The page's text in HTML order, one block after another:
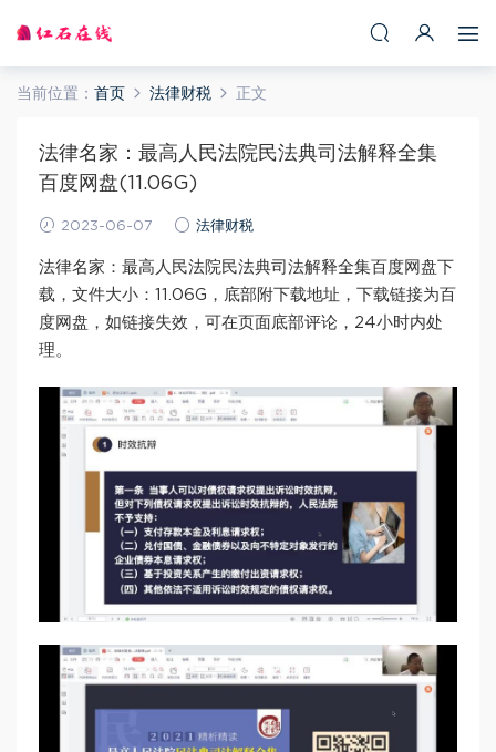
当前位置： 首页 法律财税 正文
法律名家：最高人民法院民法典司法解释全集
百度网盘(11.06G)
2023-06-07 法律财税
法律名家：最高人民法院民法典司法解释全集百度网盘下
载，文件大小：11.06G，底部附下载地址，下载链接为百
度网盘，如链接失效，可在页面底部评论，24小时内处
理。